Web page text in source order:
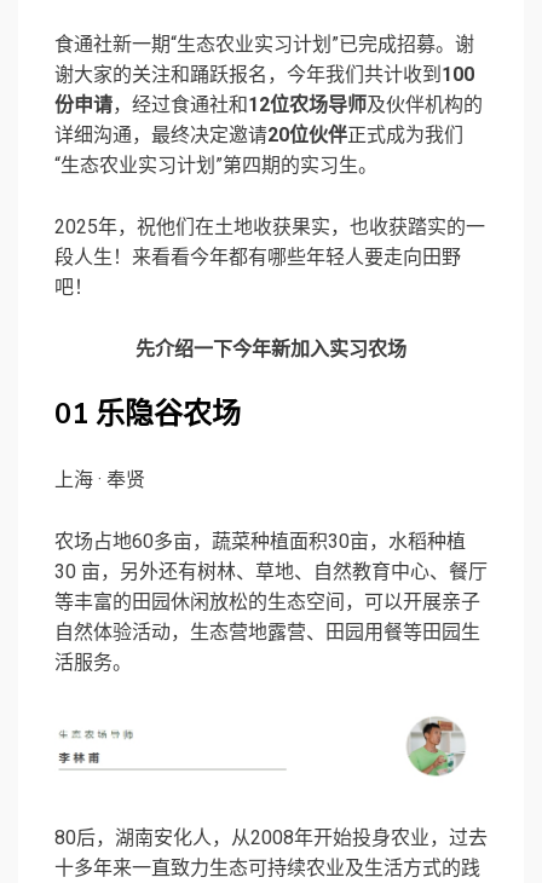
食通社新一期“生态农业实习计划”已完成招募。谢
谢大家的关注和踊跃报名，今年我们共计收到 100
份申请，经过食通社和12位农场导师及伙伴机构的
详细沟通，最终决定邀请20位伙伴正式成为我们
“生态农业实习计划”第四期的实习生。
2025年，祝他们在土地收获果实，也收获踏实的一
段人生！来看看今年都有哪些年轻人要走向田野
吧！
先介绍一下今年新加入实习农场
01 乐隐谷农场
上海 · 奉贤
农场占地60多亩，蔬菜种植面积30亩，水稻种植
30 亩，另外还有树林、草地、自然教育中心、餐厅
等丰富的田园休闲放松的生态空间，可以开展亲子
自然体验活动，生态营地露营、田园用餐等田园生
活服务。
80后，湖南安化人，从2008年开始投身农业，过去
十多年来一直致力生态可持续农业及生活方式的践